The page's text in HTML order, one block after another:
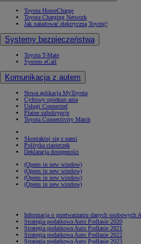
Toyota HomeCharge
Toyota Charging Network
Jak naładować elektryczną Toyotę?
Systemy bezpieczeństwa
Toyota T-Mate
System eCall
Komunikacja z autem
Nowa aplikacja MyToyota
Cyfrowy opiekun auta
Usługi Connected
Płatne subskrypcje
Toyota Connectivity Match
Skontaktuj się z nami
Polityka ciasteczek
Deklaracja dostępności
(Opens in new window)
(Opens in new window)
(Opens in new window)
(Opens in new window)
Informacja o przetwarzaniu danych osobowych
Strategia podatkowa Auto Podlasie 2020
Strategia podatkowa Auto Podlasie 2021
Strategia podatkowa Auto Podlasie 2022
Strategia podatkowa Auto Podlasie 2023